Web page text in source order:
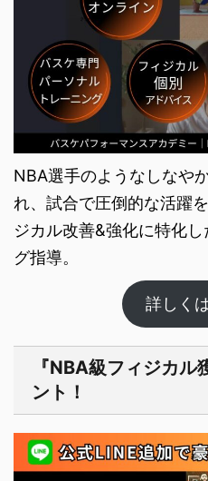
NBA選手のようなしなや
れ、試合で圧倒的な活躍
ジカル改善&強化に特化
グ指導。
詳しく
『NBA級フィジカ
ント！